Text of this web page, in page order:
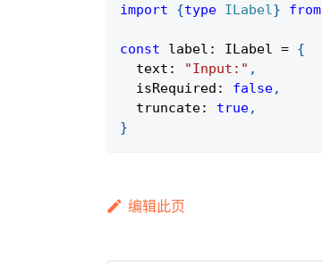
import {type ILabel} from
const label : ILabel = {
  text
: "Input:" ,
  isRequired
: false,
  truncate
: true,
}
编辑此页